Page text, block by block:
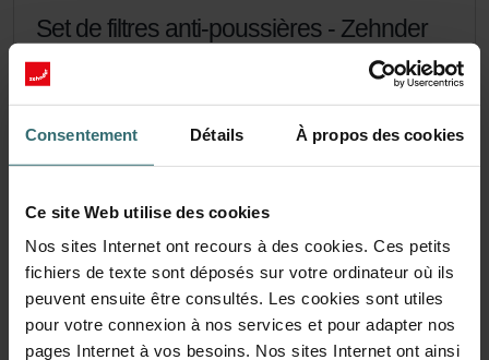
Consentement Détails À propos des cookies
Ce site Web utilise des cookies
Nos sites Internet ont recours à des cookies. Ces petits
fichiers de texte sont déposés sur votre ordinateur où ils
peuvent ensuite être consultés. Les cookies sont utiles
pour votre connexion à nos services et pour adapter nos
pages Internet à vos besoins. Nos sites Internet ont ainsi
Set de filtres anti-poussières - Zehnder
ComfoAir Flex | Origine Zehnder
Lot de filtres pour protéger votre système de ventilation des
CRS (G4)
Numéro de catalogue: 400100122
La livraison est généralement livré dans les 2 à 5 jours ouvrables
EUR
45.54
hors frais d’expédition